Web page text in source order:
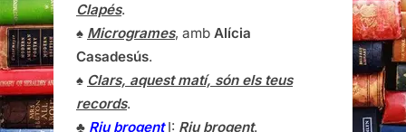
Clapés.
♠ Microgrames, amb Alícia
Casadesús.
♠ Clars, aquest matí, són els teus
records.
♣ Riu brogentI: Riu brogent.